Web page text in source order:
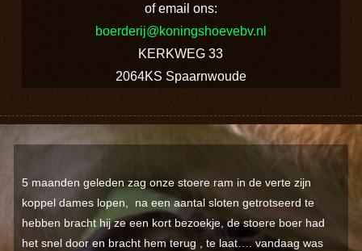
of email ons:
boerderij@koningshoevebv.nl
KERKWEG 33
2064KS Spaarnwoude
5 maanden geleden zag onze stoere ram in de verte zijn
koppel dames lopen, na een aantal sloten getrotseerd te
hebben bracht hij ze een kort bezoekje, de stoere boer had
het snel door en bracht hem terug , te laat…. vandaag was